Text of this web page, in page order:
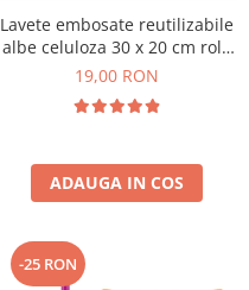
Lavete embosate reutilizabile
albe celuloza 30 x 20 cm rola
50 bucati
19,00 RON
ADAUGA IN COS
-25 RON